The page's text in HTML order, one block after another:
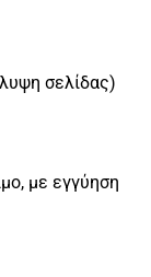
σελίδας)
με εγγύηση